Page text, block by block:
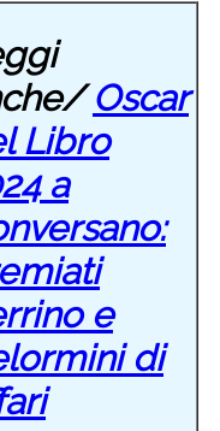
Oscar
Libro
a
e
di